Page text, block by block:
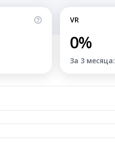
VR
0%
За 3 месяца: